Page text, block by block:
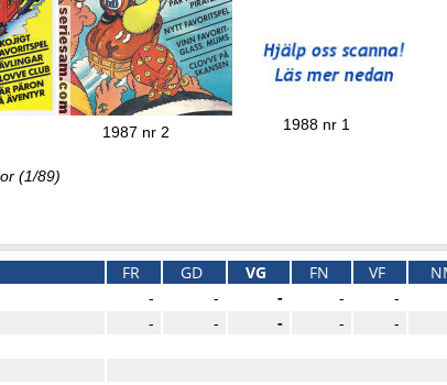
1987 nr 2
1988 nr 1
(1/89)
FR GD VG FN VF
- - - - -
- - - - -